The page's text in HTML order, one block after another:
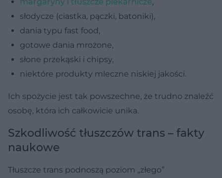
słodycze (ciastka, pączki, batoniki),
dania typu fast food,
gotowe dania mrożone,
słone przekąski i chipsy,
niektóre produkty mleczne niskiej jakości.
Ich spożycie jest tak powszechne, że trudno znaleźć
osobę, która ich całkowicie unika.
Szkodliwość tłuszczów trans – fakty
naukowe
Tłuszcze trans podnoszą poziom „złego”